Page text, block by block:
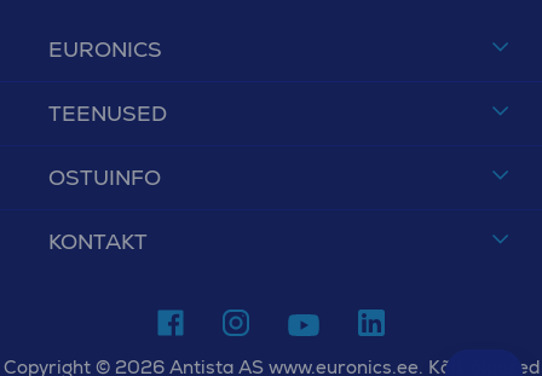
EURONICS
TEENUSED
OSTUINFO
KONTAKT
Copyright © 2026 Antista AS www.euronics.ee. Kõik õigused